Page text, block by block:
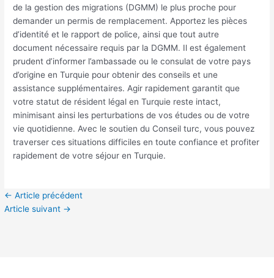
de la gestion des migrations (DGMM) le plus proche pour
demander un permis de remplacement. Apportez les pièces
d’identité et le rapport de police, ainsi que tout autre
document nécessaire requis par la DGMM. Il est également
prudent d’informer l’ambassade ou le consulat de votre pays
d’origine en Turquie pour obtenir des conseils et une
assistance supplémentaires. Agir rapidement garantit que
votre statut de résident légal en Turquie reste intact,
minimisant ainsi les perturbations de vos études ou de votre
vie quotidienne. Avec le soutien du Conseil turc, vous pouvez
traverser ces situations difficiles en toute confiance et profiter
rapidement de votre séjour en Turquie.
← Article précédent
Article suivant →